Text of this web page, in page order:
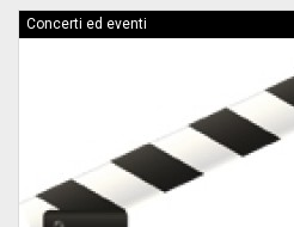
Concerti ed eventi